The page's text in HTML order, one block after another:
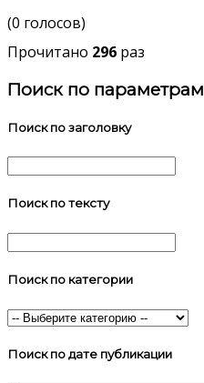
(0 голосов)
Прочитано 296 раз
Поиск по параметрам
Поиск по заголовку
Поиск по тексту
Поиск по категории
Поиск по дате публикации